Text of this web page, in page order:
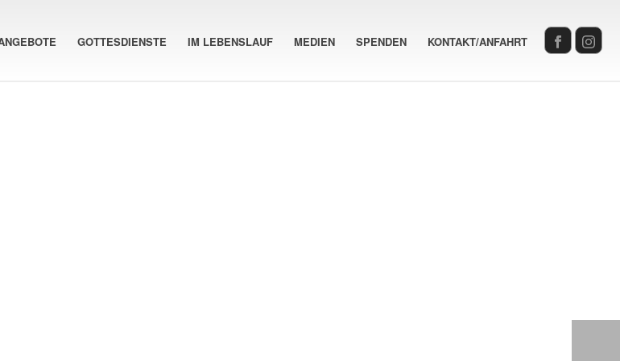
GOTTESDIENSTE IM LEBENSLAUF MEDIEN SPENDEN KONTAKT/ANFAHRT